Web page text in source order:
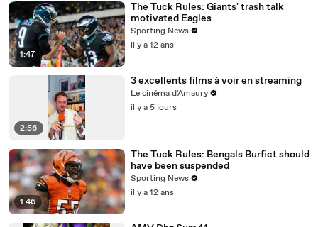
1:47
The Tuck Rules: Giants' trash talk
motivated Eagles
Sporting News
il y a 12 ans
2:56
3 excellents films à voir en streaming
Le cinéma d'Amaury
il y a 5 jours
1:46
The Tuck Rules: Bengals Burfict should
have been suspended
Sporting News
il y a 12 ans